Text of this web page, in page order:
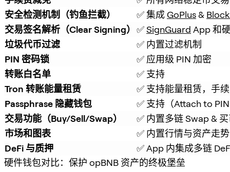
安全检测机制（钓鱼拦截）
✅ 集成 GoPlus &
交易签名解析（Clear Signing） ✅ SignGuard App 和
垃圾代币过滤
✅ 内置过滤机制
PIN 密码锁
✅ 应用级 PIN 加密
转账白名单
✅ 支持
Tron 转账能量租赁
✅ 支持能量租赁，手
Passphrase 隐藏钱包
✅ 支持（Attach to
交易功能（Buy/Sell/Swap）
✅ 内置多链 Swap &
市场和图表
✅ 内置行情与资产走势
DeFi 与质押
✅ App 内集成多链
硬件钱包对比：保护 opBNB 资产的终极堡垒